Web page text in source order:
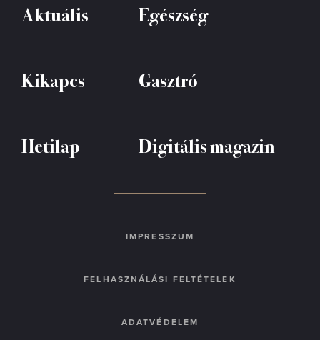
Aktuális Egészség
Kikapcs Gasztró
Hetilap Digitális magazin
IMPRESSZUM
FELHASZNÁLÁSI FELTÉTELEK
ADATVÉDELEM